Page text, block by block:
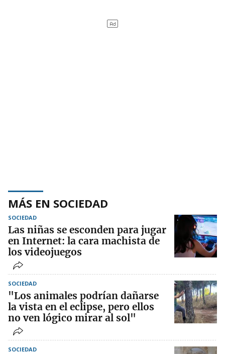
MÁS EN SOCIEDAD
SOCIEDAD
Las niñas se esconden para jugar
en Internet: la cara machista de
los videojuegos
SOCIEDAD
"Los animales podrían dañarse
la vista en el eclipse, pero ellos
no ven lógico mirar al sol"
SOCIEDAD